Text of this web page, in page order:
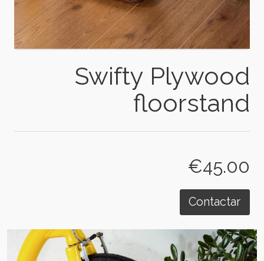
Swifty Plywood
floorstand
€45.00
Contactar